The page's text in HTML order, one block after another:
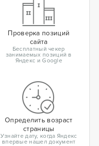
Проверка позиций
сайта
Бесплатный чекер
занимаемых позиций в
Яндекс и Google
Определить возраст
страницы
Узнайте дату, когда Яндекс
впервые нашел документ